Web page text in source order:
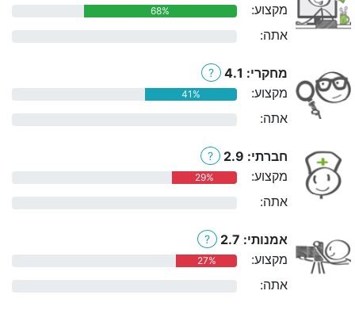
מקצוע: 68%
אתה:
מחקרי: 4.1 ?
מקצוע: 41%
אתה:
חברתי: 2.9 ?
מקצוע: 29%
אתה:
אמנותי: 2.7 ?
מקצוע: 27%
אתה: